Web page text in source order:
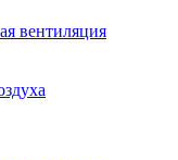
вентиляция